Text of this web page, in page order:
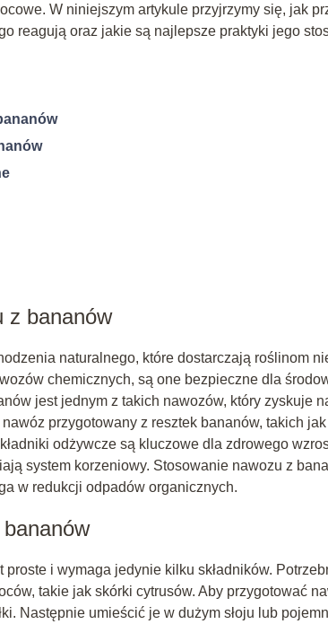
W niniejszym artykule przyjrzymy się, jak
reagują oraz jakie są najlepsze praktyki jego
z bananów
naturalnego, które dostarczają roślinom
chemicznych, są one bezpieczne dla
jest jednym z takich nawozów, który zyskuje
przygotowany z resztek bananów, takich
odżywcze są kluczowe dla zdrowego
system korzeniowy. Stosowanie nawozu z
w redukcji odpadów organicznych.
i wymaga jedynie kilku składników.
takie jak skórki cytrusów. Aby przygotować
Następnie umieścić je w dużym słoju lub